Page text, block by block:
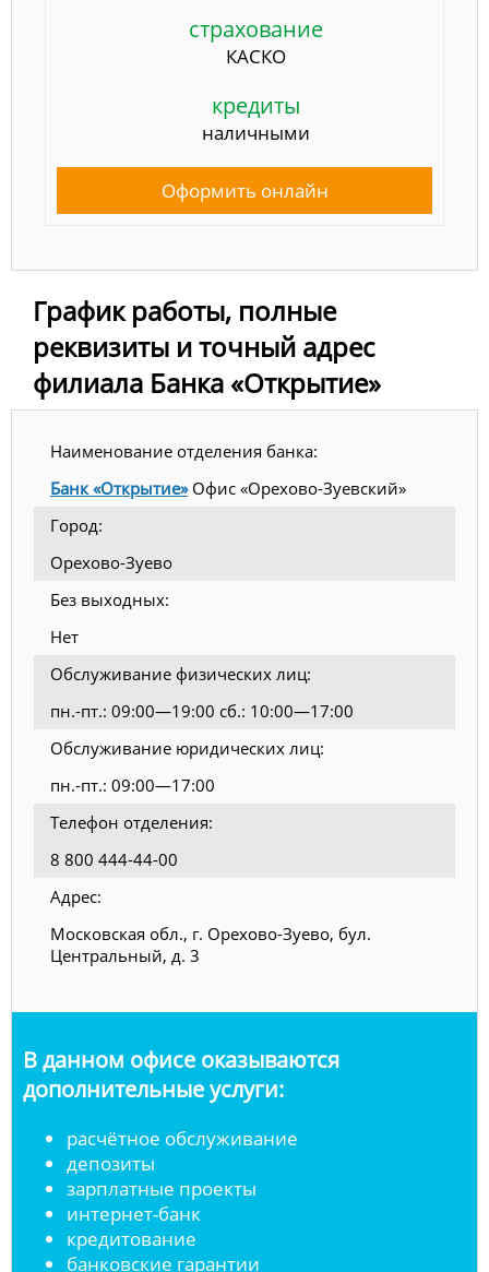
страхование
КАСКО
кредиты
наличными
Оформить онлайн
График работы, полные
реквизиты и точный адрес
филиала Банка «Открытие»
Наименование отделения банка:
Банк «Открытие»Офис «Орехово-Зуевский»
Город:
Орехово-Зуево
Без выходных:
Нет
Обслуживание физических лиц:
пн.-пт.: 09:00—19:00 сб.: 10:00—17:00
Обслуживание юридических лиц:
пн.-пт.: 09:00—17:00
Телефон отделения:
8 800 444-44-00
Адрес:
Московская обл., г. Орехово-Зуево, бул.
Центральный, д. 3
В данном офисе оказываются
дополнительные услуги:
расчётное обслуживание
депозиты
зарплатные проекты
интернет-банк
кредитование
банковские гарантии